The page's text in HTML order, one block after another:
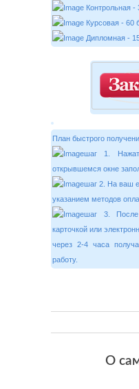
Контрольная -
Курсовая - 60
Дипломная -
План быстрого
шаг 1.
открывшемся окне
шаг 2. На ваш
указанием методов
шаг 3. После
карточкой или
через 2-4 часа
работу.
О